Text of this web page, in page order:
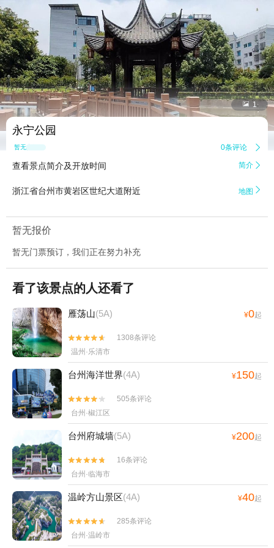
 1
永宁公园
暂无点评 0条评论 
查看景点简介及开放时间 简介 
浙江省台州市黄岩区世纪大道附近 地图 
暂无报价
暂无门票预订，我们正在努力补充
看了该景点的人还看了
雁荡山(5A) ¥0起


1308条评论
温州·乐清市
台州海洋世界(4A) ¥150起


505条评论
台州·椒江区
台州府城墙(5A) ¥200起


16条评论
台州·临海市
温岭方山景区(4A) ¥40起


285条评论
台州·温岭市
